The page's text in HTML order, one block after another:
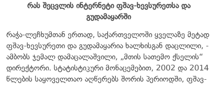
რას შეცვლის ინტერნეტი ფშავ-ხევსურეთსა და
გუდამაყარში
რაჭა-ლეჩხუმთან ერთად, საქართველოში ყველაზე მეტად
ფშავ-ხევსურეთი და გუდამაყარია ხალხისგან დაცლილი, -
ამბობს ჯემალ დამაცალაშვილი, „მთის სათემო ქსელის“
დირექტორი. სტატისტიკური მონაცემებით, 2002 და 2014
წლების საყოველთაო აღწერებს შორის პერიოდში, ფშავ-